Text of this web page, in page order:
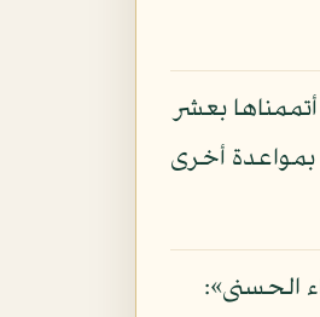
بعشر
بمواعدة أخرى
الحسنى»: